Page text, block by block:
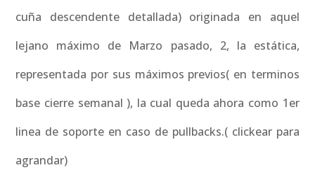
cuña descendente detallada) originada en aquel
lejano máximo de Marzo pasado, 2, la estática,
representada por sus máximos previos( en terminos
base cierre semanal ), la cual queda ahora como 1er
linea de soporte en caso de pullbacks.( clickear para
agrandar)